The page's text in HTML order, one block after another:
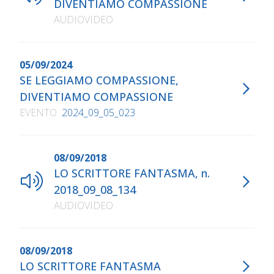
DIVENTIAMO COMPASSIONE
AUDIOVIDEO
05/09/2024
SE LEGGIAMO COMPASSIONE,
DIVENTIAMO COMPASSIONE
EVENTO 2024_09_05_023
08/09/2018
LO SCRITTORE FANTASMA, n.
2018_09_08_134
AUDIOVIDEO
08/09/2018
LO SCRITTORE FANTASMA